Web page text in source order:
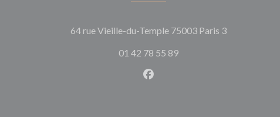
64 rue Vieille-du-Temple 75003 Paris 3((opent in
01 42 78 55 89
Facebook ((opent in een